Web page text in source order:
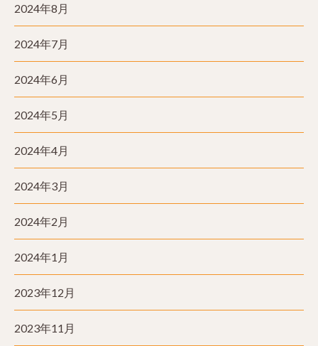
2024年8月
2024年7月
2024年6月
2024年5月
2024年4月
2024年3月
2024年2月
2024年1月
2023年12月
2023年11月